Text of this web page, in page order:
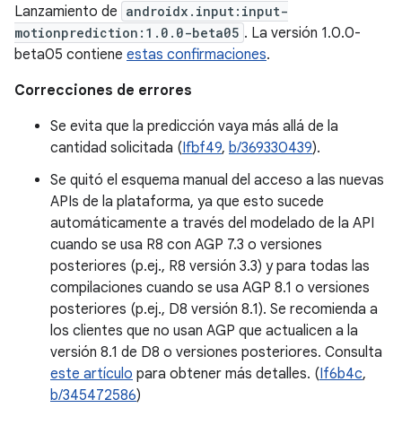
Lanzamiento de androidx.input:input-
motionprediction:1.0.0-beta05 . La versión 1.0.0-
beta05 contiene estas confirmaciones.
Correcciones de errores
Se evita que la predicción vaya más allá de la
cantidad solicitada (Ifbf49, b/369330439).
Se quitó el esquema manual del acceso a las nuevas
APIs de la plataforma, ya que esto sucede
automáticamente a través del modelado de la API
cuando se usa R8 con AGP 7.3 o versiones
posteriores (p.ej., R8 versión 3.3) y para todas las
compilaciones cuando se usa AGP 8.1 o versiones
posteriores (p.ej., D8 versión 8.1). Se recomienda a
los clientes que no usan AGP que actualicen a la
versión 8.1 de D8 o versiones posteriores. Consulta
este artículo para obtener más detalles. (If6b4c,
b/345472586)